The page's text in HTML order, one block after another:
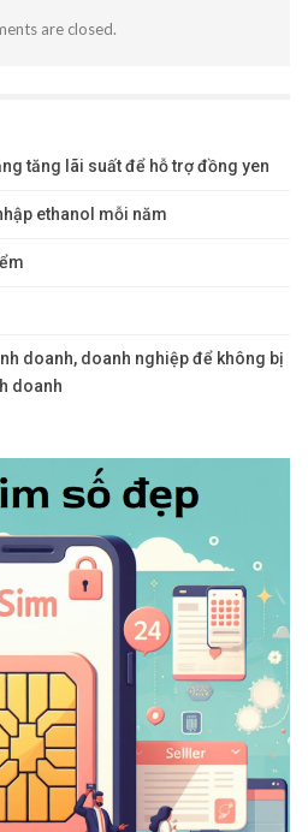
are closed.
tăng lãi suất để hỗ trợ đồng yen
ethanol mỗi năm
doanh, doanh nghiệp để không bị
doanh